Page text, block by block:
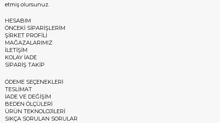
etmiş olursunuz.
HESABIM
ÖNCEKİ SİPARİŞLERİM
ŞİRKET PROFİLİ
MAĞAZALARIMIZ
İLETİŞİM
KOLAY İADE
SİPARİŞ TAKİP
ÖDEME SEÇENEKLERİ
TESLİMAT
İADE VE DEĞİŞİM
BEDEN ÖLÇÜLERİ
ÜRÜN TEKNOLOJİLERİ
SIKÇA SORULAN SORULAR